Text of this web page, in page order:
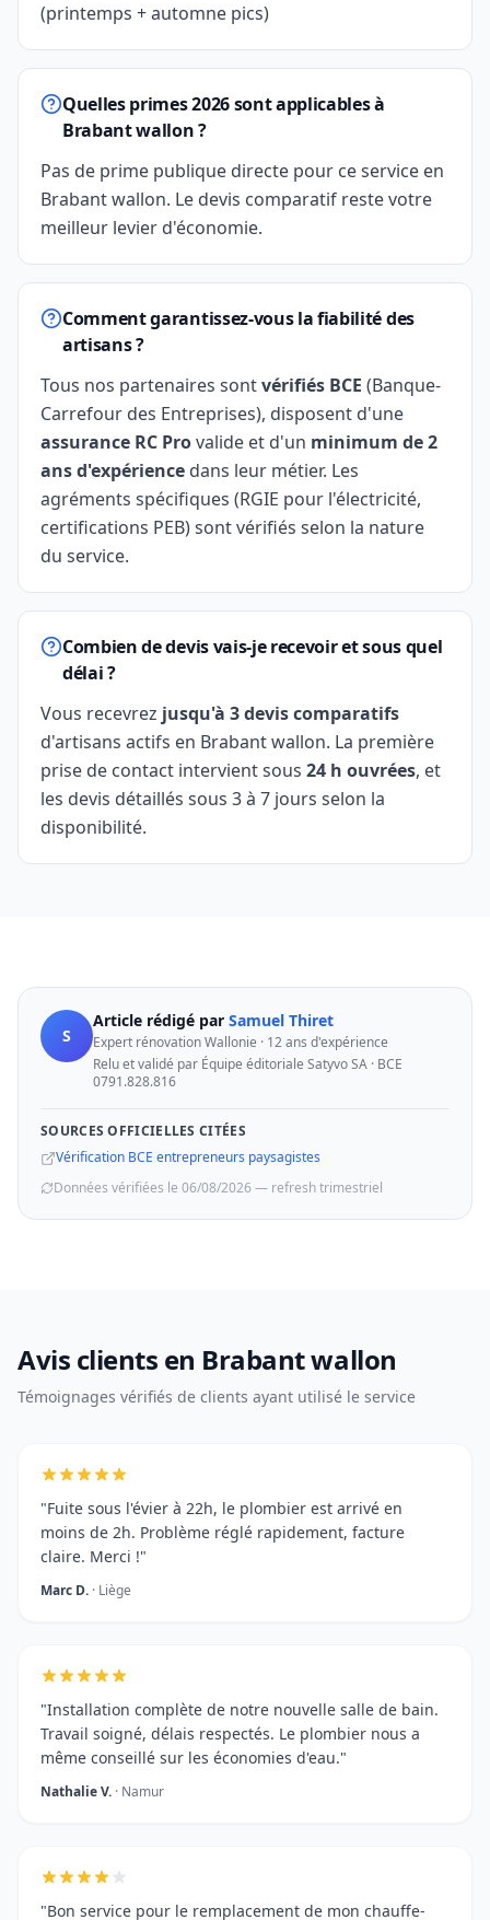
(printemps + automne pics)
Quelles primes 2026 sont applicables à
Brabant wallon ?
Pas de prime publique directe pour ce service en
Brabant wallon. Le devis comparatif reste votre
meilleur levier d'économie.
Comment garantissez-vous la fiabilité des
artisans ?
Tous nos partenaires sontvérifiés BCE (Banque-
Carrefour des Entreprises), disposent d'une
assurance RC Provalide et d'un minimum de 2
ans d'expérience dans leur métier. Les
agréments spécifiques (RGIE pour l'électricité,
certifications PEB) sont vérifiés selon la nature
du service.
Combien de devis vais-je recevoir et sous quel
délai ?
Vous recevrez jusqu'à 3 devis comparatifs
d'artisans actifs en Brabant wallon. La première
prise de contact intervient sous 24 h ouvrées, et
les devis détaillés sous 3 à 7 jours selon la
disponibilité.
S
Article rédigé par Samuel Thiret
Expert rénovation Wallonie · 12 ans d'expérience
Relu et validé par Équipe éditoriale Satyvo SA · BCE
0791.828.816
SOURCES OFFICIELLES CITÉES
Vérification BCE entrepreneurs paysagistes
Données vérifiées le 06/08/2026 — refresh trimestriel
Avis clients en Brabant wallon
Témoignages vérifiés de clients ayant utilisé le service
"Fuite sous l'évier à 22h, le plombier est arrivé en
moins de 2h. Problème réglé rapidement, facture
claire. Merci !"
Marc D. · Liège
"Installation complète de notre nouvelle salle de bain.
Travail soigné, délais respectés. Le plombier nous a
même conseillé sur les économies d'eau."
Nathalie V. · Namur
"Bon service pour le remplacement de mon chauffe-